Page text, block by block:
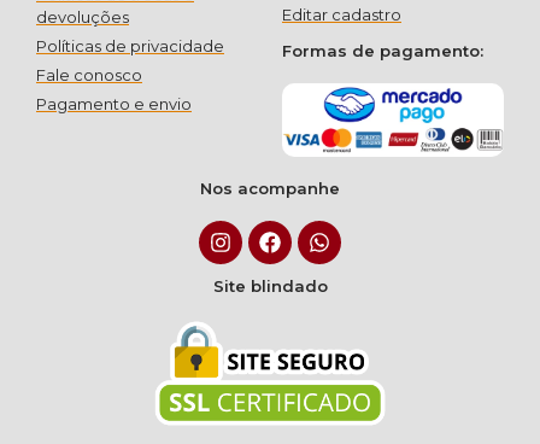
devoluções
Políticas de privacidade
Fale conosco
Pagamento e envio
Editar cadastro
Formas de pagamento:
Nos acompanhe
Site blindado